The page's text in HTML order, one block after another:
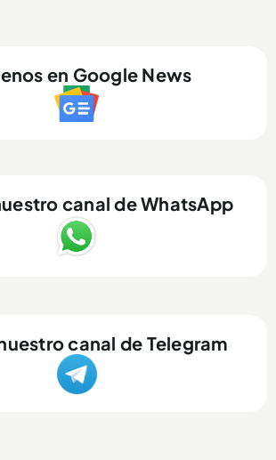
en Google News
canal de WhatsApp
canal de Telegram